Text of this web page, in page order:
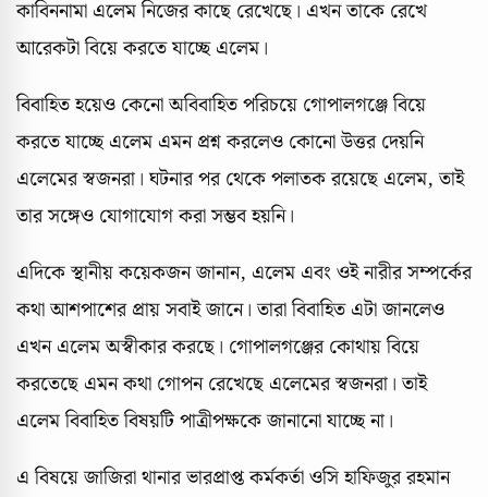
কাবিননামা এলেম নিজের কাছে রেখেছে। এখন তাকে রেখে
আরেকটা বিয়ে করতে যাচ্ছে এলেম।
বিবাহিত হয়েও কেনো অবিবাহিত পরিচয়ে গোপালগঞ্জে বিয়ে
করতে যাচ্ছে এলেম এমন প্রশ্ন করলেও কোনো উত্তর দেয়নি
এলেমের স্বজনরা। ঘটনার পর থেকে পলাতক রয়েছে এলেম, তাই
তার সঙ্গেও যোগাযোগ করা সম্ভব হয়নি।
এদিকে স্থানীয় কয়েকজন জানান, এলেম এবং ওই নারীর সম্পর্কের
কথা আশপাশের প্রায় সবাই জানে। তারা বিবাহিত এটা জানলেও
এখন এলেম অস্বীকার করছে। গোপালগঞ্জের কোথায় বিয়ে
করতেছে এমন কথা গোপন রেখেছে এলেমের স্বজনরা। তাই
এলেম বিবাহিত বিষয়টি পাত্রীপক্ষকে জানানো যাচ্ছে না।
এ বিষয়ে জাজিরা থানার ভারপ্রাপ্ত কর্মকর্তা ওসি হাফিজুর রহমান